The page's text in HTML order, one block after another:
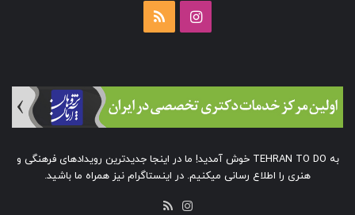
اینستاگرام
به TEHRAN TO DO خوش آمدید! ما در اینجا جدیدترین رویدادهای فرهنگی و
هنری را اطلاع رسانی میکنیم. در اینستاگرام نیز همراه ما باشید.
اینستاگرام